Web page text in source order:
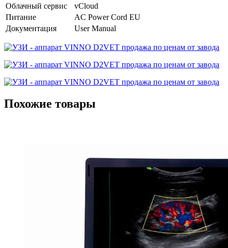
Облачный сервис
vCloud
Питание
AC Power Cord EU
Документация
User Manual
Похожие товары